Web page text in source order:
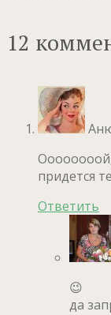
12
придется
Ответить
😉
да